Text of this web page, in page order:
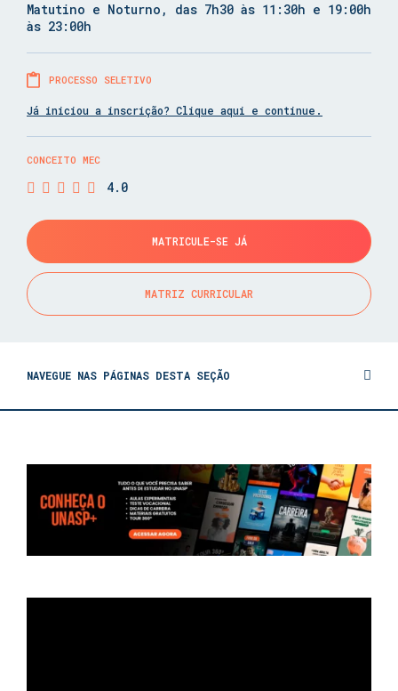
Matutino e Noturno, das 7h30 às 11:30h e 19:00h
às 23:00h
PROCESSO SELETIVO
Já iniciou a inscrição? Clique aqui e continue.
CONCEITO MEC
4.0
MATRICULE-SE JÁ
MATRIZ CURRICULAR
NAVEGUE NAS PÁGINAS DESTA SEÇÃO